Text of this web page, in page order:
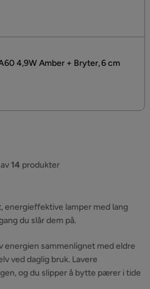
4,9W Amber + Bryter, 6 cm
14produkter
energieffektive lamper med lang
du slår dem på.
energien sammenlignet med eldre
ved daglig bruk. Lavere
og du slipper å bytte pærer i tide